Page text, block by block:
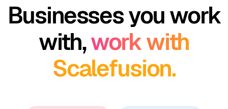
Businesses you work
with,work with
Scalefusion.